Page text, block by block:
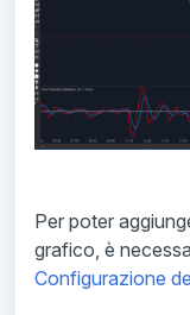
Per poter
grafico, è
Configurazione